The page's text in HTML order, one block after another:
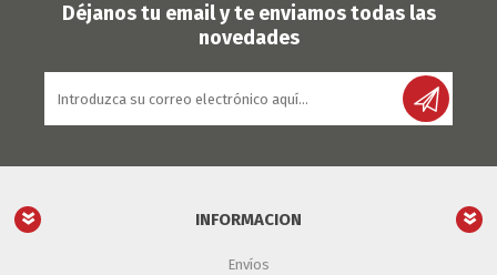
Déjanos tu email y te enviamos todas las
novedades
INFORMACION
Envíos